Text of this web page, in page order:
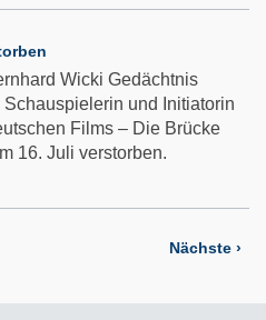
Wicki Gedächtnis
und Initiatorin
Films – Die Brücke
16. Juli verstorben.
Nächste ›